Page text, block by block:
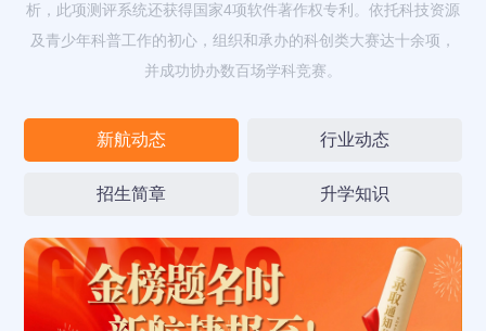
析，此项测评系统还获得国家4项软件著作权专利。依托科技资源
及青少年科普工作的初心，组织和承办的科创类大赛达十余项，
并成功协办数百场学科竞赛。
新航动态 行业动态
招生简章 升学知识